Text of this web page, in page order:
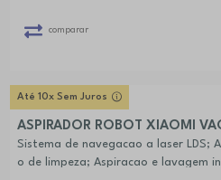
comparar
Até 10x Sem Juros
ASPIRADOR ROBOT XIAOMI
Sistema de navegacao a laser LDS;
o de limpeza; Aspiracao e lavagem